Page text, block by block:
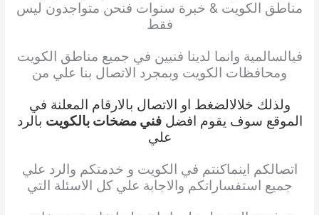
مناطق الكويت & خبرة سنوات فنحن متواجدون ليس
فقط
فيالسالمية وانما لدينا فنيين في جميع مناطق الكويت
ومحافظات الكويت وبمجرد الاتصال بنا علي من
ولذلك خلالالضغط او الاتصال بالارقام المعلنة في
الموقع سوف يقوم افضلفني مضخات بالكويت بالرد
علي
اتصالكم اينماكنتم في الكويت و خدمتكم والرد علي
جميع استفساراتكم والاجابة علي كل الاسئلة التي